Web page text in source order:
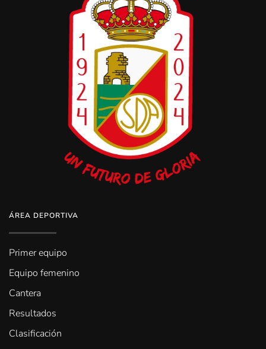
ÁREA DEPORTIVA
Primer equipo
Equipo femenino
Cantera
Resultados
Clasificación